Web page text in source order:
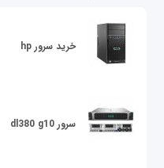
خرید سرور hp
سرور dl380 g10